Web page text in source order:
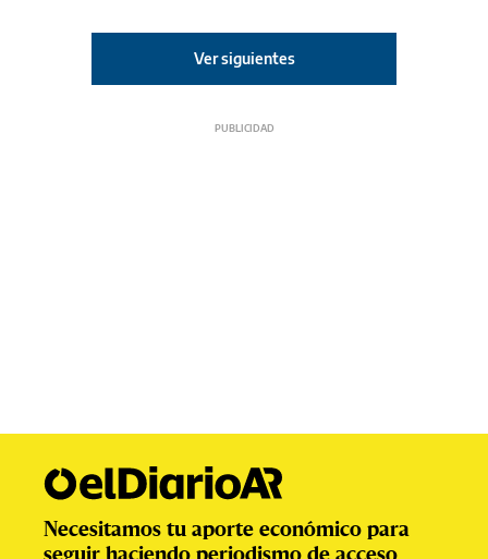
Ver siguientes
Necesitamos tu aporte económico para
seguir haciendo periodismo de acceso